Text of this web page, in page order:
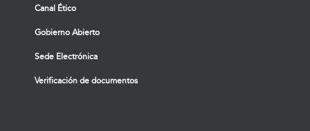
Canal Ético
Gobierno Abierto
Sede Electrónica
Verificación de documentos